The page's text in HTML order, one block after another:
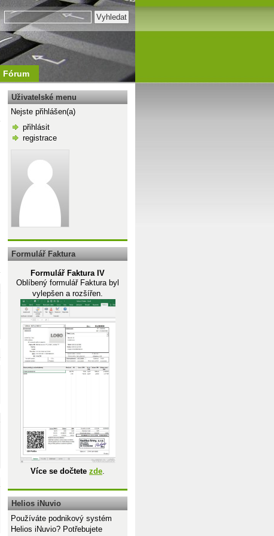
Fórum
Uživatelské menu
Nejste přihlášen(a)
přihlásit
registrace
Formulář Faktura
Formulář Faktura IV
Oblíbený formulář Faktura byl
vylepšen a rozšířen.
Více se dočtete zde.
Helios iNuvio
Používáte podnikový systém
Helios iNuvio? Potřebujete